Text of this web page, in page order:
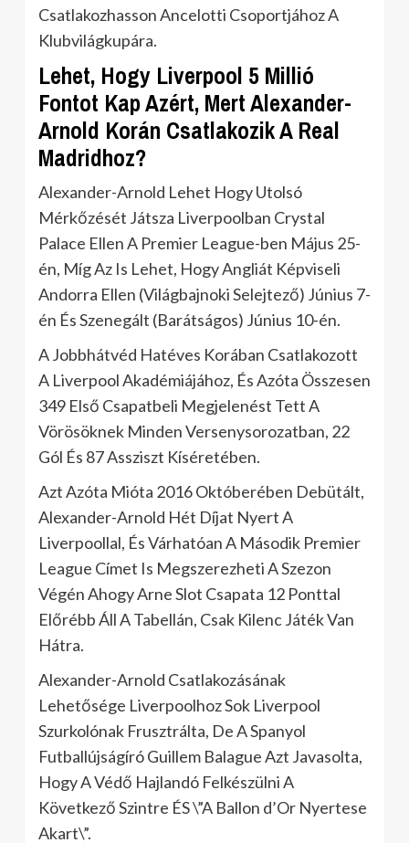
Csatlakozhasson Ancelotti Csoportjához A
Klubvilágkupára.
Lehet, Hogy Liverpool 5 Millió
Fontot Kap Azért, Mert Alexander-
Arnold Korán Csatlakozik A Real
Madridhoz?
Alexander-Arnold Lehet Hogy Utolsó
Mérkőzését Játsza Liverpoolban Crystal
Palace Ellen A Premier League-ben Május 25-
én, Míg Az Is Lehet, Hogy Angliát Képviseli
Andorra Ellen (Világbajnoki Selejtező) Június 7-
én És Szenegált (Barátságos) Június 10-én.
A Jobbhátvéd Hatéves Korában Csatlakozott
A Liverpool Akadémiájához, És Azóta Összesen
349 Első Csapatbeli Megjelenést Tett A
Vörösöknek Minden Versenysorozatban, 22
Gól És 87 Assziszt Kíséretében.
Azt Azóta Mióta 2016 Októberében Debütált,
Alexander-Arnold Hét Díjat Nyert A
Liverpoollal, És Várhatóan A Második Premier
League Címet Is Megszerezheti A Szezon
Végén Ahogy Arne Slot Csapata 12 Ponttal
Előrébb Áll A Tabellán, Csak Kilenc Játék Van
Hátra.
Alexander-Arnold Csatlakozásának
Lehetősége Liverpoolhoz Sok Liverpool
Szurkolónak Frusztrálta, De A Spanyol
Futballújságíró Guillem Balague Azt Javasolta,
Hogy A Védő Hajlandó Felkészülni A
Következő Szintre ÉS \”A Ballon d’Or Nyertese
Akart\”.